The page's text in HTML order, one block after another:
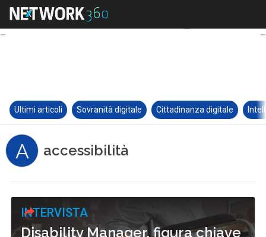
Ultimi articoli Sovranità digitale Cittadinanza digitale
A accessibilità
INTERVISTA
Disability Manager, figura chiave